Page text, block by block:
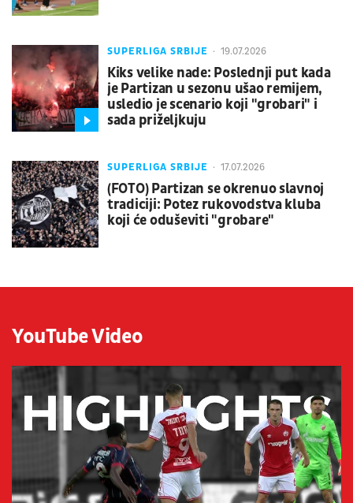
SUPERLIGA SRBIJE 19.07.2026
Kiks velike nade: Poslednji put kada
je Partizan u sezonu ušao remijem,
usledio je scenario koji "grobari" i
sada priželjkuju
SUPERLIGA SRBIJE 17.07.2026
(FOTO) Partizan se okrenuo slavnoj
tradiciji: Potez rukovodstva kluba
koji će oduševiti "grobare"
YouTube Video